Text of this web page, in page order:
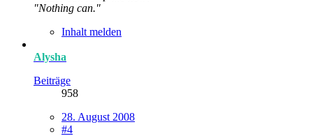
"Nothing can."
Inhalt melden
Alysha
Beiträge
958
28. August 2008
#4